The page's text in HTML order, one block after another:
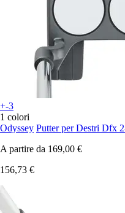
+-3
1 colori
Odyssey Putter per Destri Dfx
A partire da 169,00 €
156,73 €